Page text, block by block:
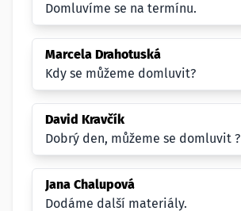
Domluvíme se na termínu.
Marcela Drahotuská
Kdy se můžeme domluvit?
David Kravčík
Dobrý den, můžeme se domluvit ?
Jana Chalupová
Dodáme další materiály.